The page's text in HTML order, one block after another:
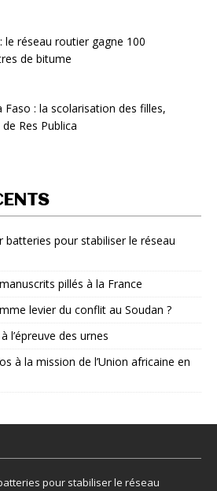
le réseau routier gagne 100
de bitume
Faso : la scolarisation des filles,
de Res Publica
batteries pour stabiliser le réseau
pillés à la France
levier du conflit au Soudan ?
l’épreuve des urnes
à la mission de l’Union africaine en
pour stabiliser le réseau